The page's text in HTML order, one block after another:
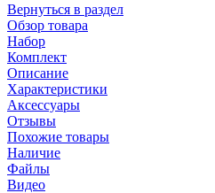
Вернуться в раздел
Обзор товара
Набор
Комплект
Описание
Характеристики
Аксессуары
Отзывы
Похожие товары
Наличие
Файлы
Видео